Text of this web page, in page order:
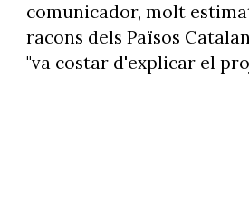
comunicador, molt
racons dels Països
"va costar d'explicar el